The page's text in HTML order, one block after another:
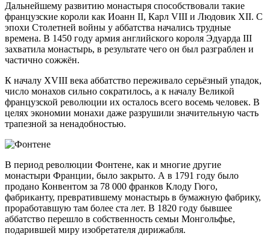
Дальнейшему развитию монастыря способствовали такие
французские короли как Иоанн II, Карл VIII и Людовик XII. С
эпохи Столетней войны у аббатства начались трудные
времена. В 1450 году армия английского короля Эдуарда III
захватила монастырь, в результате чего он был разграблен и
частично сожжён.
К началу XVIII века аббатство переживало серьёзный упадок,
число монахов сильно сократилось, а к началу Великой
французской революции их осталось всего восемь человек. В
целях экономии монахи даже разрушили значительную часть
трапезной за ненадобностью.
В период революции Фонтене, как и многие другие
монастыри Франции, было закрыто. А в 1791 году было
продано Конвентом за 78 000 франков Клоду Гюго,
фабриканту, превратившему монастырь в бумажную фабрику,
проработавшую там более ста лет. В 1820 году бывшее
аббатство перешло в собственность семьи Монгольфье,
подарившей миру изобретателя дирижабля.